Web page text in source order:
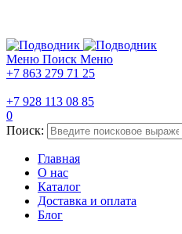
Меню Поиск Меню
+7 863 279 71 25
+7 928 113 08 85
0
Поиск:
Главная
О нас
Каталог
Доставка и оплата
Блог